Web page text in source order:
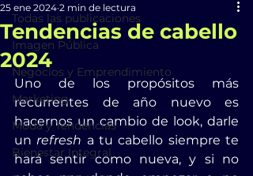
Todas las publicaciones
Imagen Pública
Negocios y Emprendimiento
Marketing
Moda y Tendencias
Bienestar Integral
Tendencias de cabello
2024
25 ene 2024 2 min de lectura
Uno de los propósitos más
recurrentes de año nuevo es
hacernos un cambio de look, darle
un refresh a tu cabello siempre te
hará sentir como nueva, y si no